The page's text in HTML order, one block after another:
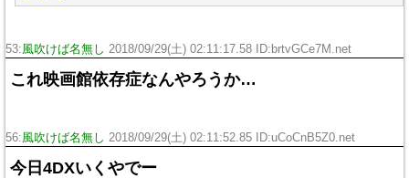
53:風吹けば名無し 2018/09/29(土) 02:11:17.58 ID:brtvGCe7M.net
これ映画館依存症なんやろうか…
56:風吹けば名無し 2018/09/29(土) 02:11:52.85 ID:uCoCnB5Z0.net
今日4DXいくやでー